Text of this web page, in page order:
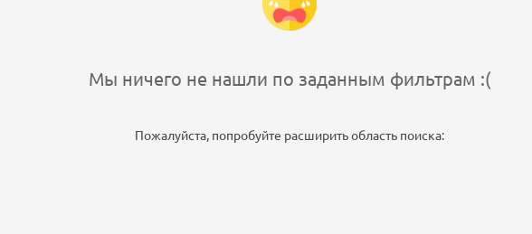
Мы ничего не нашли по заданным фильтрам :(
Пожалуйста, попробуйте расширить область поиска: